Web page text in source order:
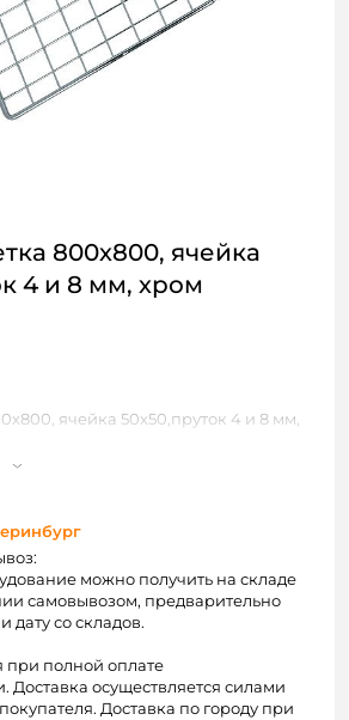
800х800, ячейка
4 и 8 мм, хром
ячейка 50х50,пруток 4 и 8 мм,
можно получить на складе
самовывозом, предварительно
дату со складов.
при полной оплате
Доставка осуществляется силами
Доставка по городу при